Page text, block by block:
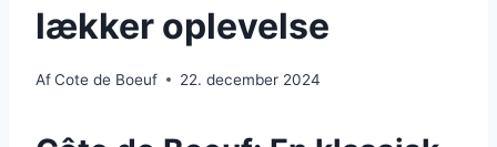
lækker oplevelse
AfCote de Boeuf 22. december 2024